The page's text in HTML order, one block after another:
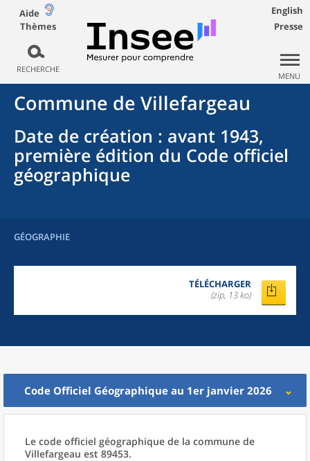
Aide
Thèmes
RECHERCHE
English
Presse
MENU
Commune de Villefargeau
Date de création : avant 1943,
première édition du Code officiel
géographique
GÉOGRAPHIE
TÉLÉCHARGER
(zip, 13 ko)
Code Officiel Géographique au 1er janvier 2026
Le code officiel géographique de la commune de
Villefargeau est 89453.